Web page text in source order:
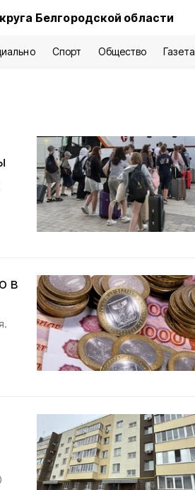
Белгородской области
Спорт Общество Газета
в